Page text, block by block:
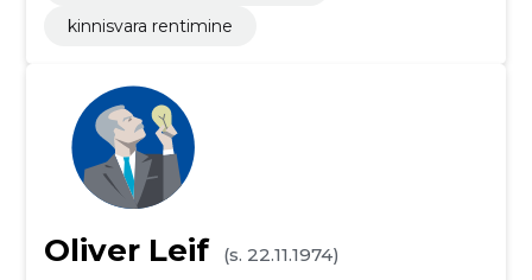
kinnisvara rentimine
Oliver Leif
(s. 22.11.1974)